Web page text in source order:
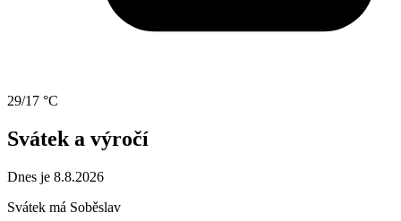
29/17 °C
Svátek a výročí
Dnes je 8.8.2026
Svátek má Soběslav